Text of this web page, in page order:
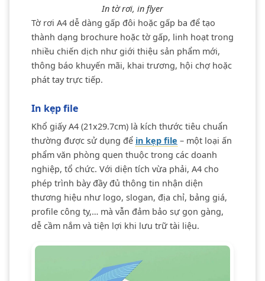
In tờ rơi, in flyer
Tờ rơi A4 dễ dàng gấp đôi hoặc gấp ba để tạo
thành dạng brochure hoặc tờ gấp, linh hoạt trong
nhiều chiến dịch như giới thiệu sản phẩm mới,
thông báo khuyến mãi, khai trương, hội chợ hoặc
phát tay trực tiếp.
In kẹp file
Khổ giấy A4 (21x29.7cm) là kích thước tiêu chuẩn
thường được sử dụng để in kẹp file – một loại ấn
phẩm văn phòng quen thuộc trong các doanh
nghiệp, tổ chức. Với diện tích vừa phải, A4 cho
phép trình bày đầy đủ thông tin nhận diện
thương hiệu như logo, slogan, địa chỉ, bảng giá,
profile công ty,… mà vẫn đảm bảo sự gọn gàng,
dễ cầm nắm và tiện lợi khi lưu trữ tài liệu.